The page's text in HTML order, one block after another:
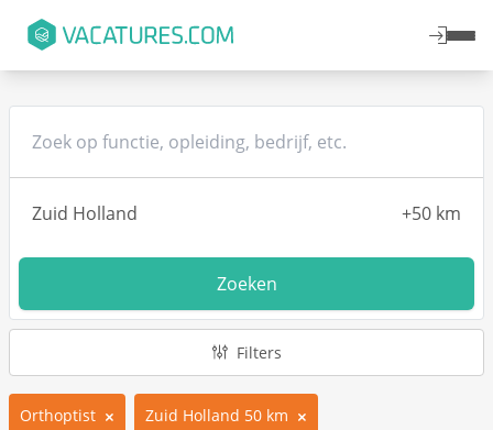
Zoeken
Filters
Orthoptist Zuid Holland 50 km